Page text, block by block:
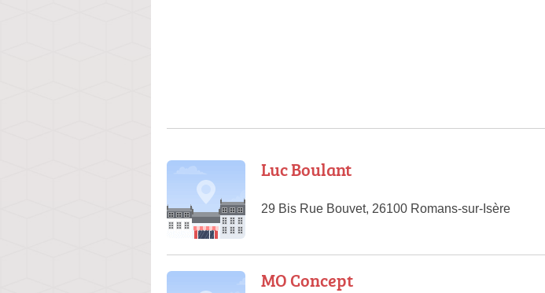
Luc Boulant
29 Bis Rue Bouvet, 26100 Romans-sur-Isère
MO Concept